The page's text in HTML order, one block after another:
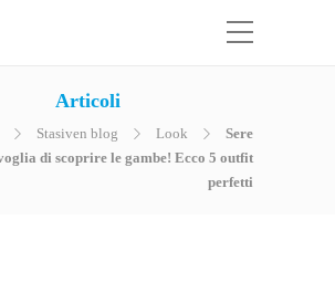
Articoli
Stasiven blog Look
Sere
di scoprire le gambe! Ecco 5 outfit
perfetti